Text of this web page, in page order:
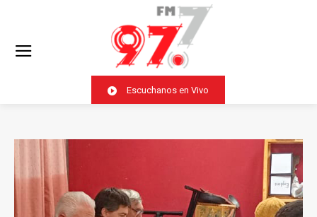
Escuchanos en Vivo